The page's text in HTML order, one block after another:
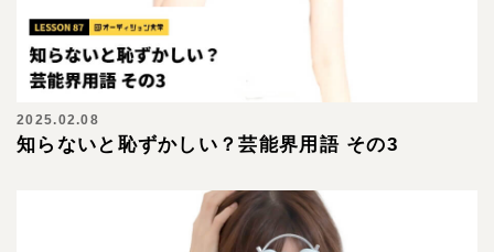
2025.02.08
知らないと恥ずかしい？芸能界用語 その3